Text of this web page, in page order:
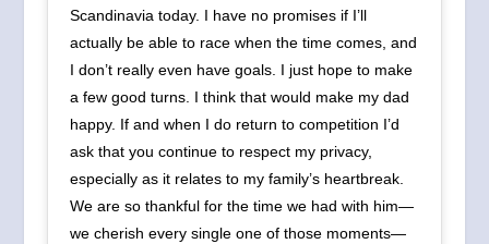
Scandinavia today. I have no promises if I’ll
actually be able to race when the time comes, and
I don’t really even have goals. I just hope to make
a few good turns. I think that would make my dad
happy. If and when I do return to competition I’d
ask that you continue to respect my privacy,
especially as it relates to my family’s heartbreak.
We are so thankful for the time we had with him—
we cherish every single one of those moments—